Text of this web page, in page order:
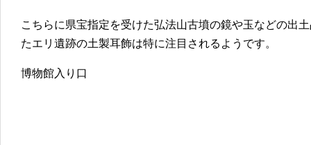
こちらに県宝指定を受けた弘法山古墳の鏡や玉などの出
たエリ遺跡の土製耳飾は特に注目されるようです。
博物館入り口